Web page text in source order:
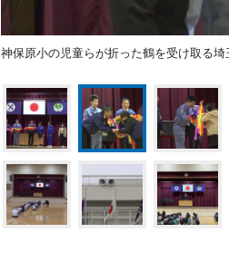
神保原小の児童らが折った鶴を受け取る